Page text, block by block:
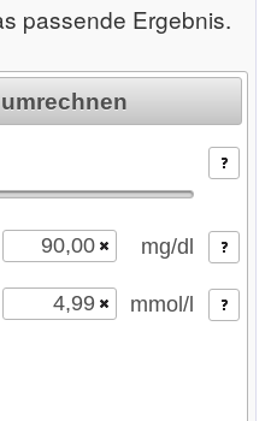
passende Ergebnis.
geladen ...
mg/dl
mmol/l